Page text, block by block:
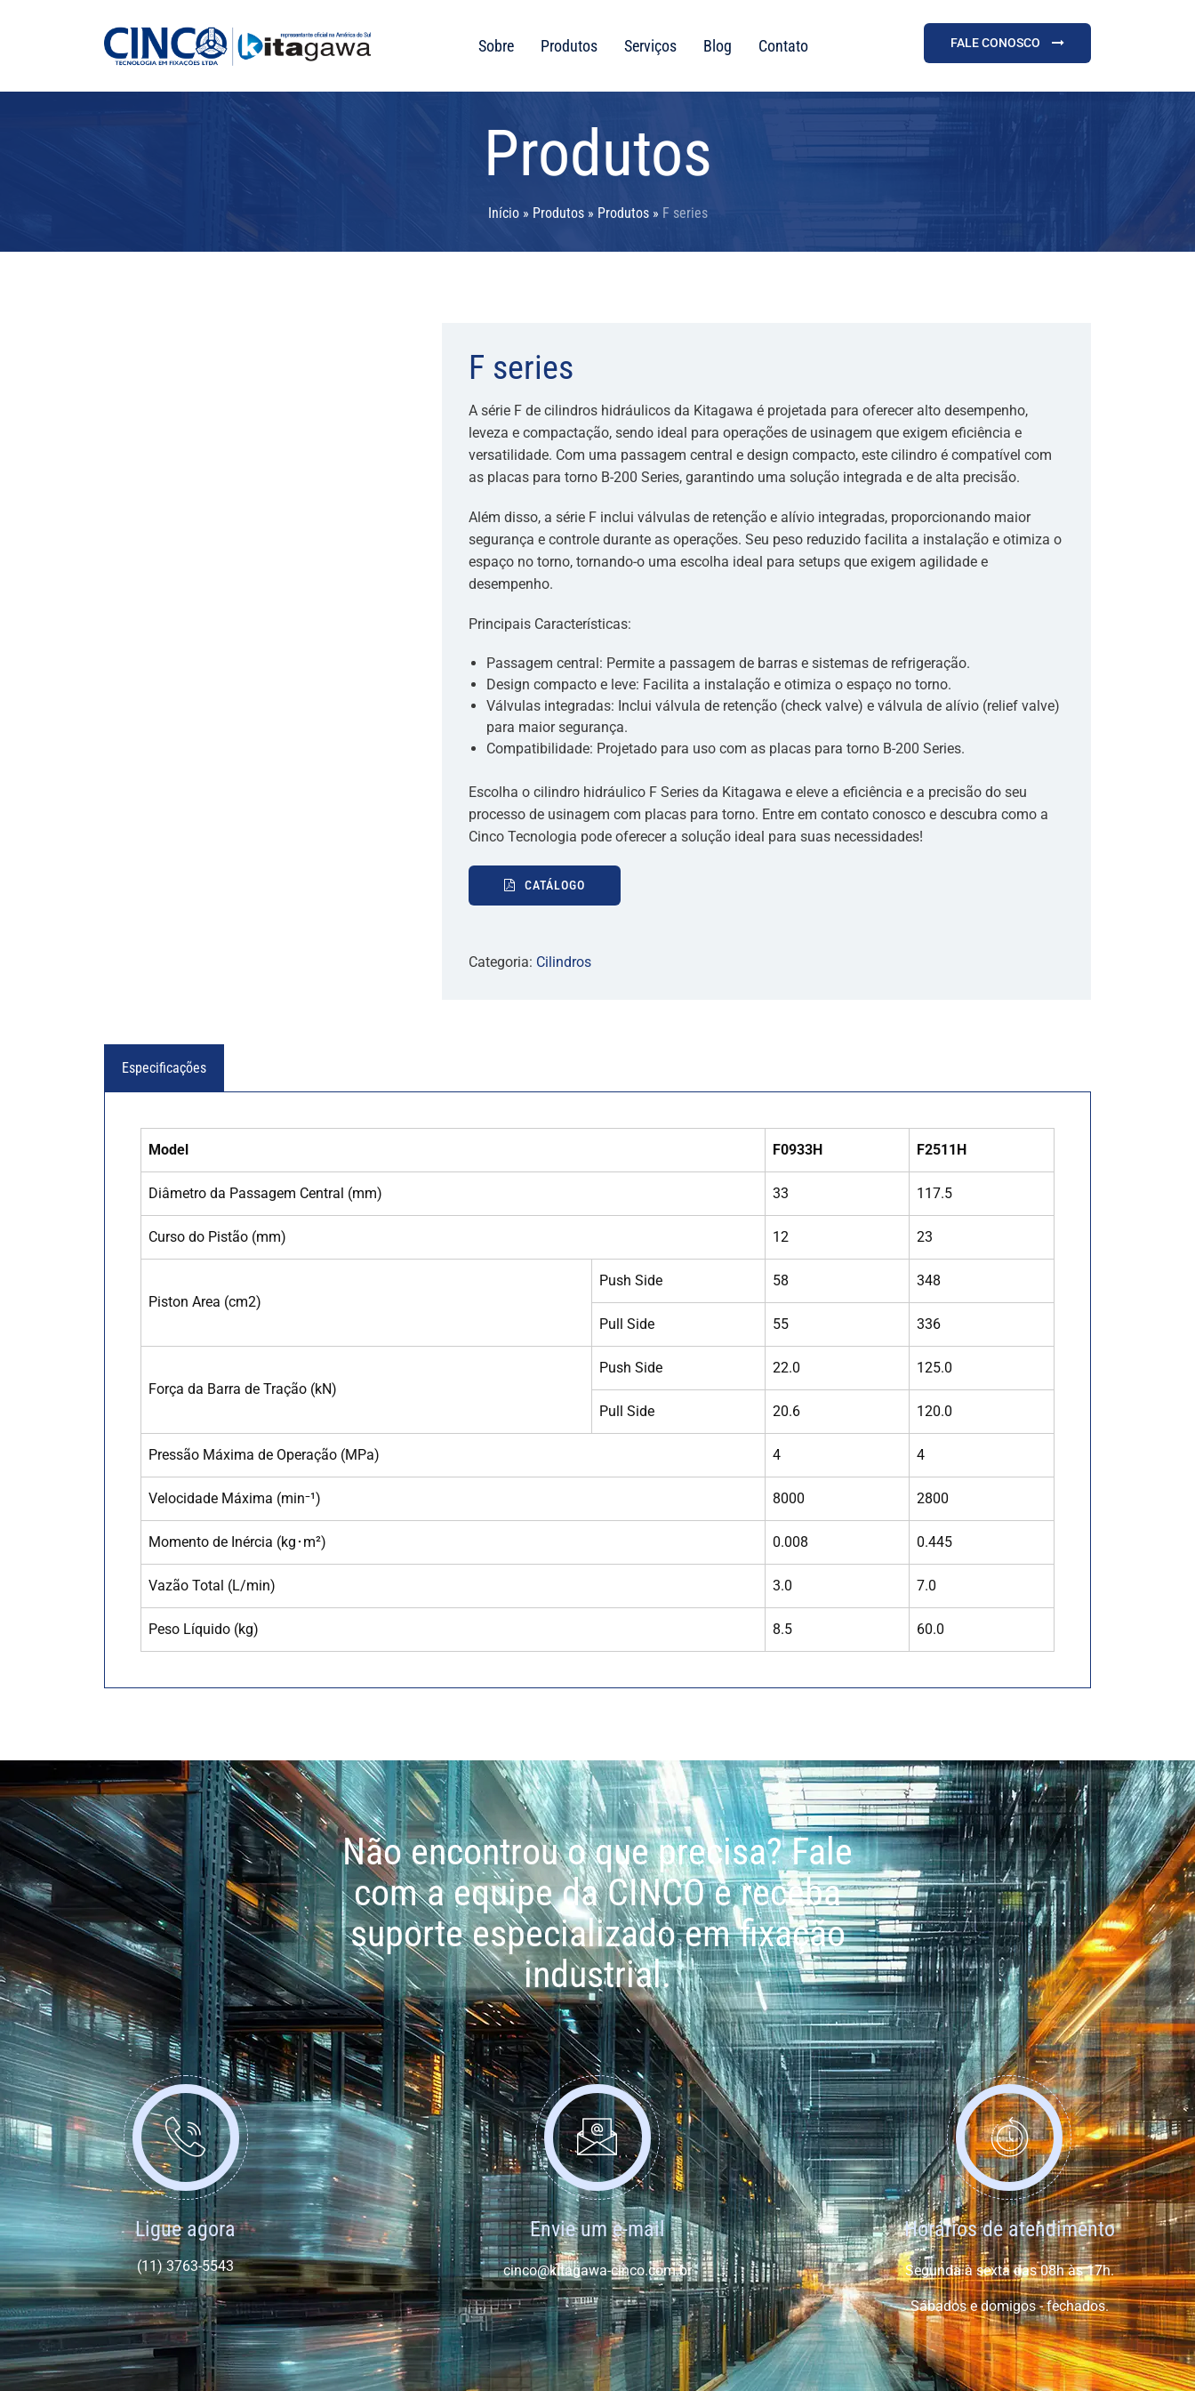
FALE CONOSCO
Sobre Produtos Serviços Blog Contato
Produtos
Início» Produtos» Produtos» F series
F series
A série F de cilindros hidráulicos da Kitagawa é projetada para oferecer alto desempenho,
leveza e compactação, sendo ideal para operações de usinagem que exigem eficiência e
versatilidade. Com uma passagem central e design compacto, este cilindro é compatível com
as placas para torno B-200 Series, garantindo uma solução integrada e de alta precisão.
Além disso, a série F inclui válvulas de retenção e alívio integradas, proporcionando maior
segurança e controle durante as operações. Seu peso reduzido facilita a instalação e otimiza o
espaço no torno, tornando-o uma escolha ideal para setups que exigem agilidade e
desempenho.
Principais Características:
Passagem central: Permite a passagem de barras e sistemas de refrigeração.
Design compacto e leve: Facilita a instalação e otimiza o espaço no torno.
Válvulas integradas: Inclui válvula de retenção (check valve) e válvula de alívio (relief valve)
para maior segurança.
Compatibilidade: Projetado para uso com as placas para torno B-200 Series.
Escolha o cilindro hidráulico F Series da Kitagawa e eleve a eficiência e a precisão do seu
processo de usinagem com placas para torno. Entre em contato conosco e descubra como a
Cinco Tecnologia pode oferecer a solução ideal para suas necessidades!
CATÁLOGO
Categoria: Cilindros
Especificações
Model F0933H F2511H
Diâmetro da Passagem Central (mm) 33 117.5
Curso do Pistão (mm) 12 23
Piston Area (cm2)
Push Side 58 348
Pull Side 55 336
Força da Barra de Tração (kN)
Push Side 22.0 125.0
Pull Side 20.6 120.0
Pressão Máxima de Operação (MPa) 4 4
Velocidade Máxima (min⁻¹) 8000 2800
Momento de Inércia (kg ･ m²) 0.008 0.445
Vazão Total (L/min) 3.0 7.0
Peso Líquido (kg) 8.5 60.0
Não encontrou o que precisa? Fale
com a equipe da CINCO e receba
suporte especializado em fixação
industrial.
Ligue agora
(11) 3763-5543
Envie um e-mail
cinco@kitagawa-cinco.com.br
Horários de atendimento
Segunda à sexta das 08h às 17h.
Sábados e domigos - fechados.